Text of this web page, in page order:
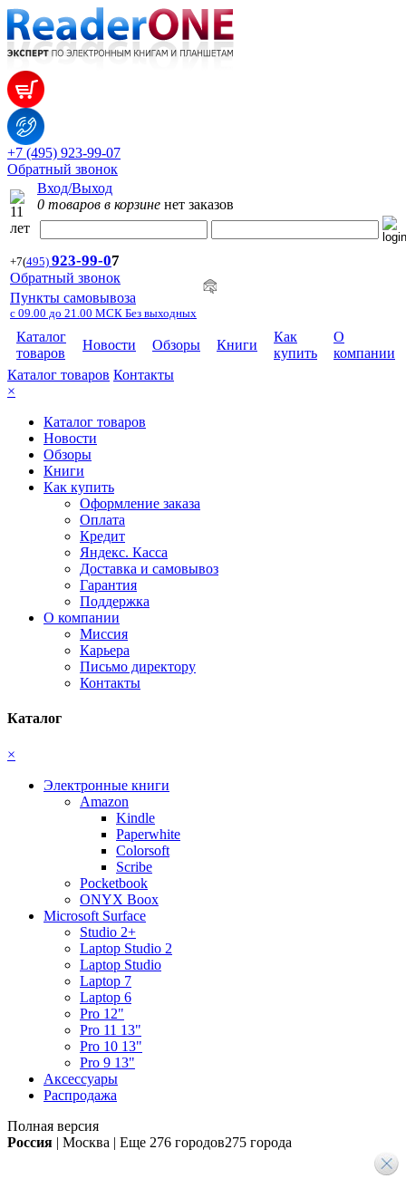
+7 (495) 923-99-07
Обратный звонок
Вход/Выход
0 товаров в корзине нет заказов
+7(495) 923-99-07
Обратный звонок
Пункты самовывоза
с 09.00 до 21.00 МСК Без выходных
Каталог
товаров
Новости Обзоры Книги
Как
купить
О
компании
Каталог товаров Контакты
×
Каталог товаров
Новости
Обзоры
Книги
Как купить
Оформление заказа
Оплата
Кредит
Яндекс. Касса
Доставка и самовывоз
Гарантия
Поддержка
О компании
Миссия
Карьера
Письмо директору
Контакты
Каталог
×
Электронные книги
Amazon
Kindle
Paperwhite
Colorsoft
Scribe
Pocketbook
ONYX Boox
Microsoft Surface
Studio 2+
Laptop Studio 2
Laptop Studio
Laptop 7
Laptop 6
Pro 12"
Pro 11 13"
Pro 10 13"
Pro 9 13"
Аксессуары
Распродажа
Полная версия
Россия | Москва | Еще 276 городов275 города